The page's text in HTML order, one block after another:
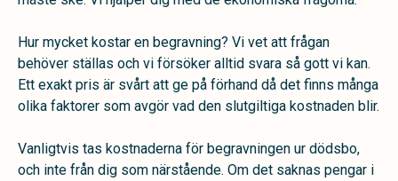
Hur mycket kostar en begravning? Vi vet att frågan
behöver ställas och vi försöker alltid svara så gott vi kan.
Ett exakt pris är svårt att ge på förhand då det finns många
olika faktorer som avgör vad den slutgiltiga kostnaden blir.
Vanligtvis tas kostnaderna för begravningen ur dödsbo,
och inte från dig som närstående. Om det saknas pengar i